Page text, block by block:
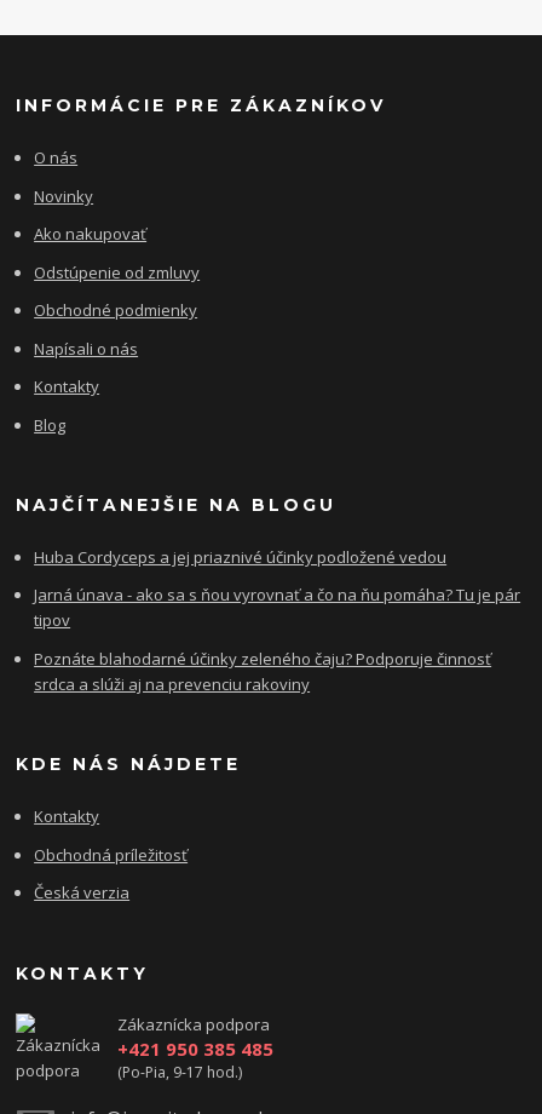
INFORMÁCIE PRE ZÁKAZNÍKOV
O nás
Novinky
Ako nakupovať
Odstúpenie od zmluvy
Obchodné podmienky
Napísali o nás
Kontakty
Blog
NAJČÍTANEJŠIE NA BLOGU
Huba Cordyceps a jej priaznivé účinky podložené vedou
Jarná únava - ako sa s ňou vyrovnať a čo na ňu pomáha? Tu je pár
tipov
Poznáte blahodarné účinky zeleného čaju? Podporuje činnosť
srdca a slúži aj na prevenciu rakoviny
KDE NÁS NÁJDETE
Kontakty
Obchodná príležitosť
Česká verzia
KONTAKTY
Zákaznícka podpora
+421 950 385 485
(Po-Pia, 9-17 hod.)